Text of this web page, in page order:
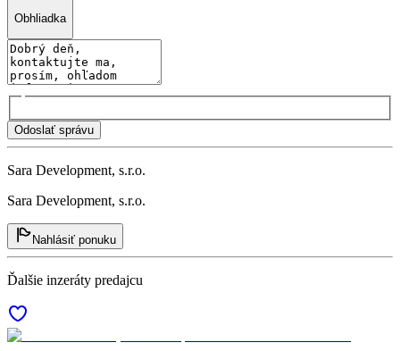
Obhliadka
Odoslať správu
Sara Development, s.r.o.
Sara Development, s.r.o.
Nahlásiť ponuku
Ďalšie inzeráty predajcu